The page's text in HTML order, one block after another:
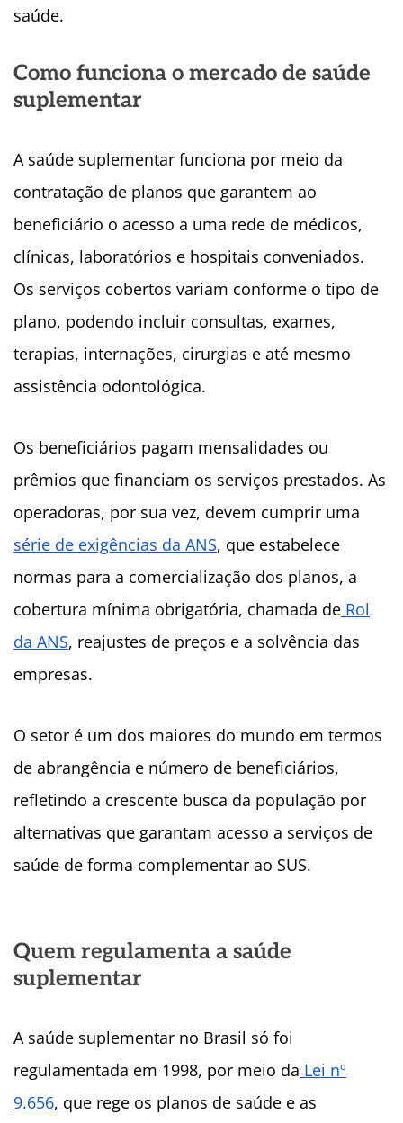
saúde.
Como funciona o mercado de saúde
suplementar
A saúde suplementar funciona por meio da
contratação de planos que garantem ao
beneficiário o acesso a uma rede de médicos,
clínicas, laboratórios e hospitais conveniados.
Os serviços cobertos variam conforme o tipo de
plano, podendo incluir consultas, exames,
terapias, internações, cirurgias e até mesmo
assistência odontológica.
Os beneficiários pagam mensalidades ou
prêmios que financiam os serviços prestados. As
operadoras, por sua vez, devem cumprir uma
série de exigências da ANS, que estabelece
normas para a comercialização dos planos, a
cobertura mínima obrigatória, chamada de Rol
da ANS, reajustes de preços e a solvência das
empresas.
O setor é um dos maiores do mundo em termos
de abrangência e número de beneficiários,
refletindo a crescente busca da população por
alternativas que garantam acesso a serviços de
saúde de forma complementar ao SUS.
Quem regulamenta a saúde
suplementar
A saúde suplementar no Brasil só foi
regulamentada em 1998, por meio da Lei nº
9.656, que rege os planos de saúde e as